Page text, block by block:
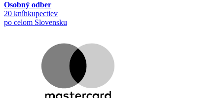
Osobný odber
20 kníhkupectiev
po celom Slovensku